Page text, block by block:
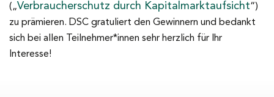
(„Verbraucherschutz durch Kapitalmarktaufsicht“)
zu prämieren. DSC gratuliert den Gewinnern und bedankt
sich bei allen Teilnehmer*innen sehr herzlich für Ihr
Interesse!